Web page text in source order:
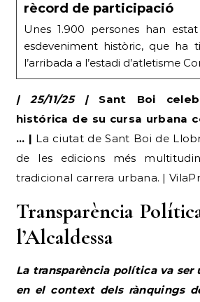
rècord de participació
Unes 1.900 persones han
esdeveniment històric, que ha
l’arribada a l’estadi d’atletisme
| 25/11/25 | Sant Boi
histórica de su cursa urbana
… | La ciutat de Sant Boi de
de les edicions més
tradicional carrera urbana. |
Transparència
l’Alcaldessa
La transparència política va ser
en el context dels rànquings